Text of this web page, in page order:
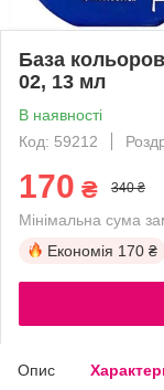
База
02, 13 мл
В наявності
Код: 59212
170 ₴ 340 ₴
Мінімальна сума
Економія 170 ₴
Опис